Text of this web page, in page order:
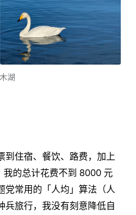
湖
到住宿、餐饮、路费，加上
的总计花费不到 8000 元
党常用的「人均」算法（人
兵旅行，我没有刻意降低自